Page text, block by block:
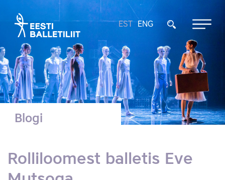
EST ENG
Blogi
Rolliloomest balletis Eve